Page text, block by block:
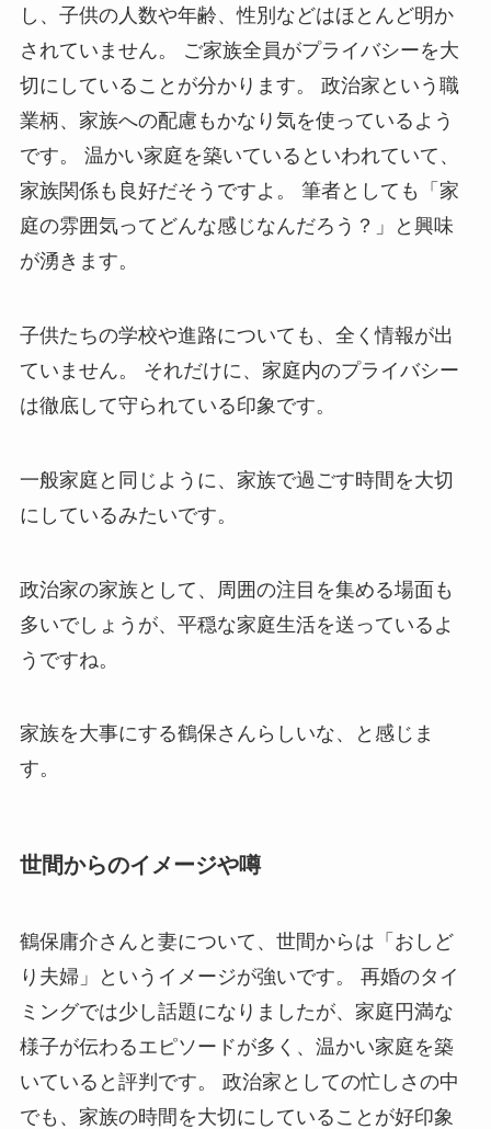
し、子供の人数や年齢、性別などはほとんど明か
されていません。 ご家族全員がプライバシーを大
切にしていることが分かります。 政治家という職
業柄、家族への配慮もかなり気を使っているよう
です。 温かい家庭を築いているといわれていて、
家族関係も良好だそうですよ。 筆者としても「家
庭の雰囲気ってどんな感じなんだろう？」と興味
が湧きます。
子供たちの学校や進路についても、全く情報が出
ていません。 それだけに、家庭内のプライバシー
は徹底して守られている印象です。
一般家庭と同じように、家族で過ごす時間を大切
にしているみたいです。
政治家の家族として、周囲の注目を集める場面も
多いでしょうが、平穏な家庭生活を送っているよ
うですね。
家族を大事にする鶴保さんらしいな、と感じま
す。
世間からのイメージや噂
鶴保庸介さんと妻について、世間からは「おしど
り夫婦」というイメージが強いです。 再婚のタイ
ミングでは少し話題になりましたが、家庭円満な
様子が伝わるエピソードが多く、温かい家庭を築
いていると評判です。 政治家としての忙しさの中
でも、家族の時間を大切にしていることが好印象